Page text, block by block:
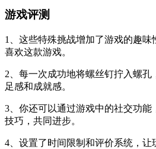
游戏评测
1、这些特殊挑战增加了游戏的趣味
喜欢这款游戏。
2、每一次成功地将螺丝钉拧入螺
足感和成就感。
3、你还可以通过游戏中的社交功能
技巧，共同进步。
4、设置了时间限制和评价系统，让